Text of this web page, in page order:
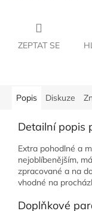
ZEPTAT SE
Popis Diskuze
Detailní popis
Extra pohodlné a
nejoblíbenějším,
zpracované a na
vhodné na
Doplňkové